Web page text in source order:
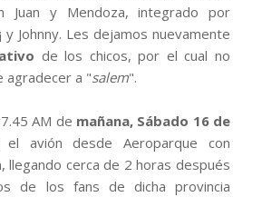
Juan y Mendoza, integrado por
y Johnny. Les dejamos nuevamente
de los chicos, por el cual no
agradecer a "salem".
AM de mañana, Sábado 16 de
avión desde Aeroparque con
llegando cerca de 2 horas después
de los fans de dicha provincia